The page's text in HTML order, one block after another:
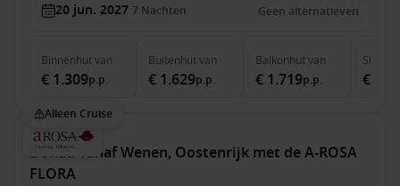
20 jun. 2027 7 Nachten Geen alternatieven
Binnenhutvan
€ 1.309p.p.
Buitenhutvan
€ 1.629p.p.
Balkonhutvan
€ 1.719p.p.
Suite
€
Alleen Cruise
Donau vanaf Wenen, Oostenrijk met de A-ROSA
FLORA